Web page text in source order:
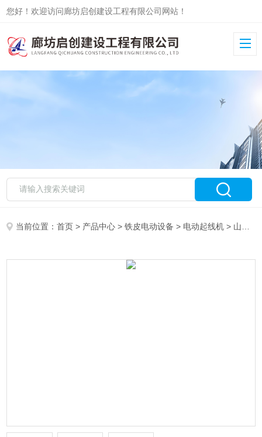
您好！欢迎访问廊坊启创建设工程有限公司网站！
当前位置：首页 > 产品中心 >铁皮电动设备 > 电动起线机 > 山西介休彩钢板的电动起线机现货供应